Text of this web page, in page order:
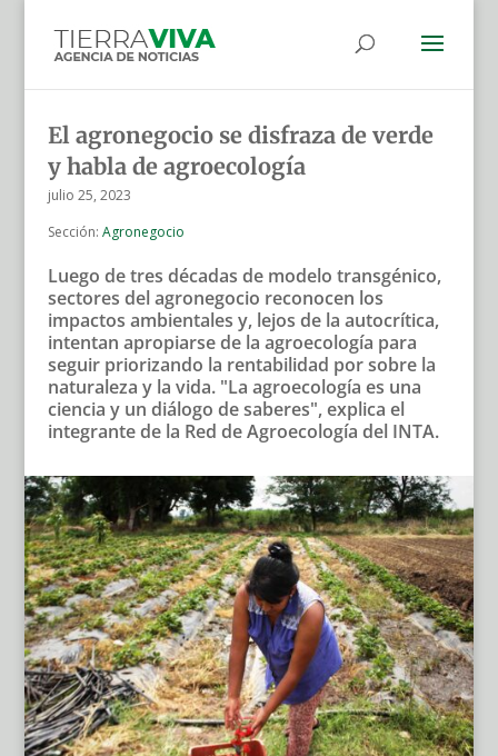
El agronegocio se disfraza de verde
y habla de agroecología
julio 25, 2023
Sección: Agronegocio
Luego de tres décadas de modelo transgénico,
sectores del agronegocio reconocen los
impactos ambientales y, lejos de la autocrítica,
intentan apropiarse de la agroecología para
seguir priorizando la rentabilidad por sobre la
naturaleza y la vida. "La agroecología es una
ciencia y un diálogo de saberes", explica el
integrante de la Red de Agroecología del INTA.